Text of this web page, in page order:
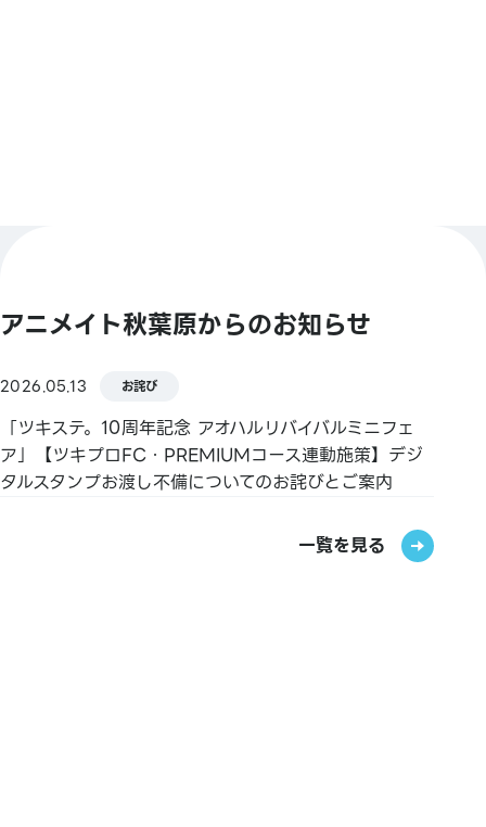
au PAY プリペイドカード／LINE payカード
【電子マネー】
【交通系電子マネー】
Kitaca／Suica／PASMO／TOICA／manaca／
アニメイト秋葉原からのお知らせ
2026.05.13 お詫び
「ツキステ。10周年記念 アオハルリバイバルミニフェ
ア」【ツキプロFC・PREMIUMコース連動施策】デジ
タルスタンプお渡し不備についてのお詫びとご案内
一覧を見る